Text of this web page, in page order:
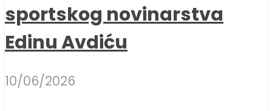
sportskog novinarstva
Edinu Avdiću
10/06/2026